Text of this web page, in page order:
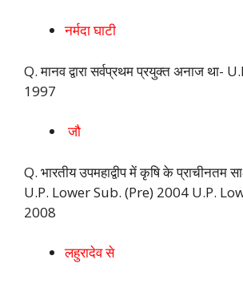
नर्मदा घाटी
Q. मानव द्वारा सर्वप्रथम प्रयुक्त अनाज था-
1997
जौ
Q. भारतीय उपमहाद्वीप में कृषि के प्राचीनतम
U.P. Lower Sub. (Pre) 2004 U.P.
2008
लहुरादेव से